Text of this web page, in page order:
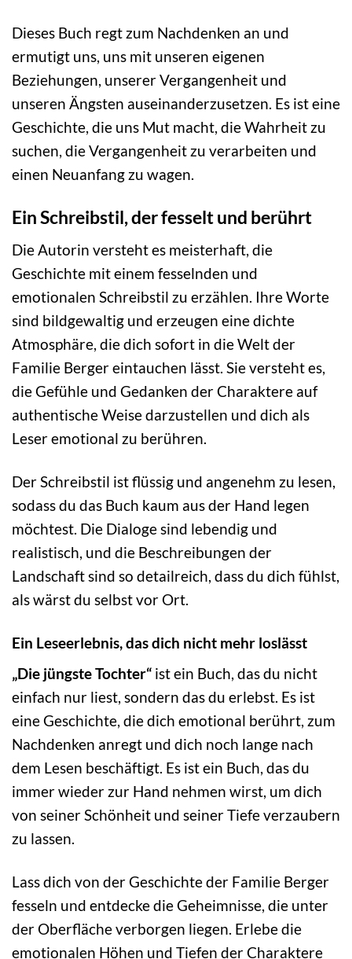
Dieses Buch regt zum Nachdenken an und
ermutigt uns, uns mit unseren eigenen
Beziehungen, unserer Vergangenheit und
unseren Ängsten auseinanderzusetzen. Es ist eine
Geschichte, die uns Mut macht, die Wahrheit zu
suchen, die Vergangenheit zu verarbeiten und
einen Neuanfang zu wagen.
Ein Schreibstil, der fesselt und berührt
Die Autorin versteht es meisterhaft, die
Geschichte mit einem fesselnden und
emotionalen Schreibstil zu erzählen. Ihre Worte
sind bildgewaltig und erzeugen eine dichte
Atmosphäre, die dich sofort in die Welt der
Familie Berger eintauchen lässt. Sie versteht es,
die Gefühle und Gedanken der Charaktere auf
authentische Weise darzustellen und dich als
Leser emotional zu berühren.
Der Schreibstil ist flüssig und angenehm zu lesen,
sodass du das Buch kaum aus der Hand legen
möchtest. Die Dialoge sind lebendig und
realistisch, und die Beschreibungen der
Landschaft sind so detailreich, dass du dich fühlst,
als wärst du selbst vor Ort.
Ein Leseerlebnis, das dich nicht mehr loslässt
„Die jüngste Tochter“ ist ein Buch, das du nicht
einfach nur liest, sondern das du erlebst. Es ist
eine Geschichte, die dich emotional berührt, zum
Nachdenken anregt und dich noch lange nach
dem Lesen beschäftigt. Es ist ein Buch, das du
immer wieder zur Hand nehmen wirst, um dich
von seiner Schönheit und seiner Tiefe verzaubern
zu lassen.
Lass dich von der Geschichte der Familie Berger
fesseln und entdecke die Geheimnisse, die unter
der Oberfläche verborgen liegen. Erlebe die
emotionalen Höhen und Tiefen der Charaktere